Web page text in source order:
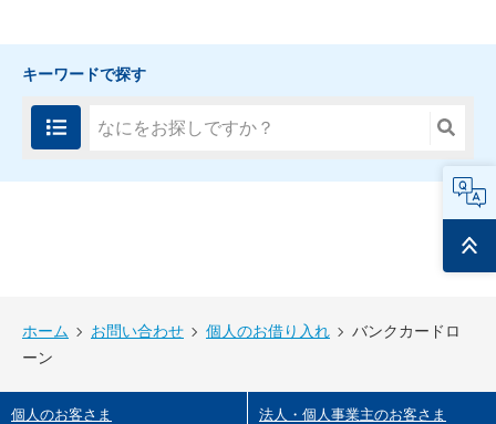
キーワードで探す
トップ
ホーム お問い合わせ 個人のお借り入れ
バンクカードロ
ーン
個人のお客さま 法人・個人事業主のお客さま